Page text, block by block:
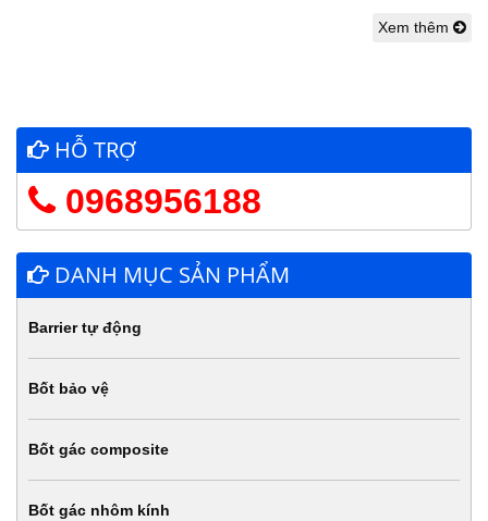
Xem thêm
HỖ TRỢ
0968956188
DANH MỤC SẢN PHẨM
Barrier tự động
Bốt bảo vệ
Bốt gác composite
Bốt gác nhôm kính